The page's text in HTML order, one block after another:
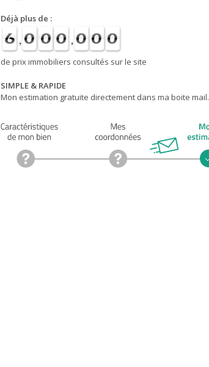
Déjà plus de :
de prix immobiliers consultés sur le site
SIMPLE & RAPIDE
Mon estimation gratuite directement dans ma boite mail.